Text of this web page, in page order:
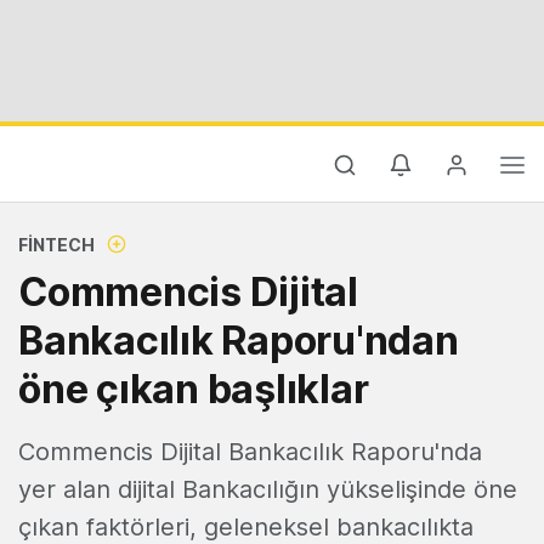
FINTECH
Commencis Dijital
Bankacılık Raporu'ndan
öne çıkan başlıklar
Commencis Dijital Bankacılık Raporu'nda
yer alan dijital Bankacılığın yükselişinde öne
çıkan faktörleri, geleneksel bankacılıkta